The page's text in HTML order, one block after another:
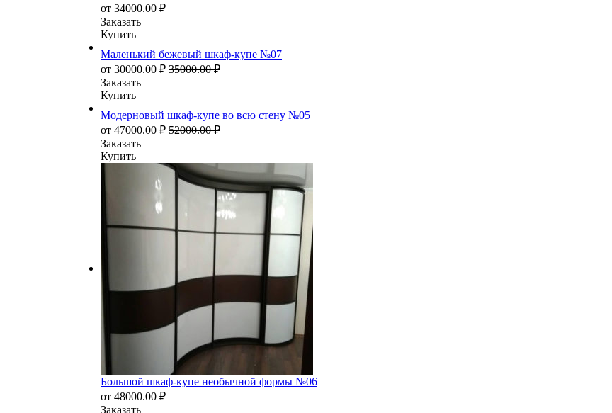
от 34000.00 ₽
Заказать
Купить
Маленький бежевый шкаф-купе №07
от 30000.00 ₽ 35000.00₽
Заказать
Купить
Модерновый шкаф-купе во всю стену №05
от 47000.00 ₽ 52000.00₽
Заказать
Купить
Большой шкаф-купе необычной формы №06
от 48000.00 ₽
Заказать